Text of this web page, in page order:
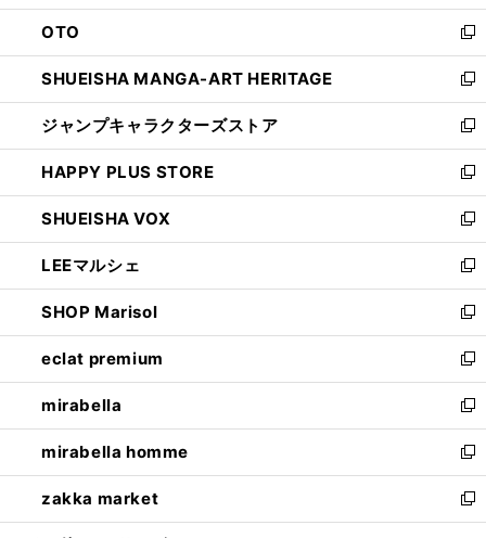
ウ
で
開
く
ン
ド
ウ
で
開
く
OTO
新
し
い
ウ
ィ
ン
ド
ウ
で
開
く
SHUEISHA MANGA-ART HERITAGE
新
し
い
ウ
ィ
ン
ド
ウ
で
開
く
ジャンプキャラクターズストア
新
し
い
ウ
ィ
ン
ド
ウ
で
開
く
HAPPY PLUS STORE
新
し
い
ウ
ィ
ン
ド
ウ
で
開
く
SHUEISHA VOX
新
し
い
ウ
ィ
ン
ド
ウ
で
開
く
LEEマルシェ
新
し
い
ウ
ィ
ン
ド
ウ
で
開
く
SHOP Marisol
新
し
い
ウ
ィ
ン
ド
ウ
で
開
eclat premium
新
し
い
ウ
ィ
ン
ド
ウ
mirabella
新
し
い
ウ
ィ
ン
mirabella homme
新
し
い
ウ
zakka market
新
し